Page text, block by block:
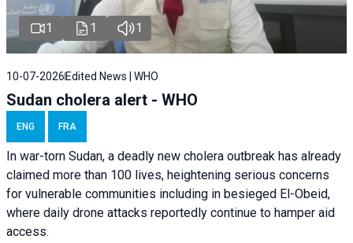
1 1 1
10-07-2026 Edited News | WHO
Sudan cholera alert - WHO
ENG FRA
In war-torn Sudan, a deadly new cholera outbreak has already
claimed more than 100 lives, heightening serious concerns
for vulnerable communities including in besieged El-Obeid,
where daily drone attacks reportedly continue to hamper aid
access.